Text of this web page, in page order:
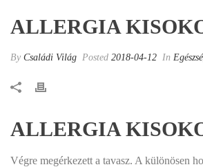
ALLERGIA
By Családi Világ Posted 2018-04-12 In
ALLERGIA
Végre megérkezett a tavasz. A különösen